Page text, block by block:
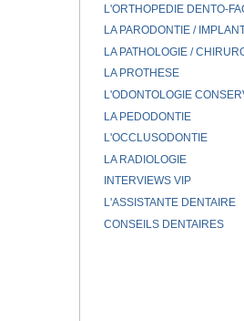
L'ORTHOPEDIE DENTO-
LA PARODONTIE /
LA PATHOLOGIE /
LA PROTHESE
L'ODONTOLOGIE
LA PEDODONTIE
L'OCCLUSODONTIE
LA RADIOLOGIE
INTERVIEWS VIP
L'ASSISTANTE DENTAIRE
CONSEILS DENTAIRES